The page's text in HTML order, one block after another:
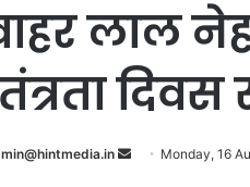
लाल
Send Monday, 16